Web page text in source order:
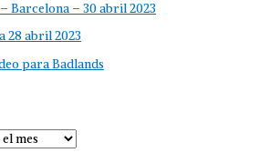
Barcelona – 30 abril 2023
28 abril 2023
para Badlands